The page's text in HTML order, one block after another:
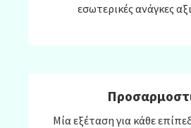
εσωτερικές ανάγκες
Μία εξέταση για κάθε